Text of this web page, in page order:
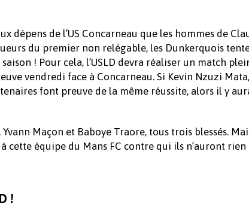
dépens de l’US Concarneau que les hommes de
du premier non relégable, les Dunkerquois
! Pour cela, l’USLD devra réaliser un match
vendredi face à Concarneau. Si Kevin Nzuzi
font preuve de la même réussite, alors il y
Maçon et Baboye Traore, tous trois blessés.
cette équipe du Mans FC contre qui ils n’auront rien
!